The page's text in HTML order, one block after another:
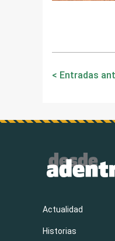
Entradas
Actualidad
Historias